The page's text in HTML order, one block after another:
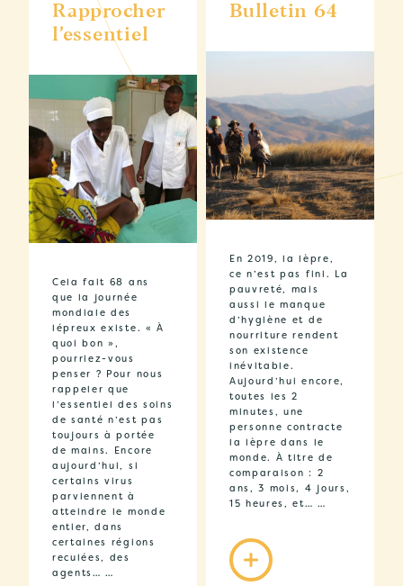
Rapprocher
l’essentiel
Cela fait 68 ans
que la journée
mondiale des
lépreux existe. « À
quoi bon »,
pourriez-vous
penser ? Pour nous
rappeler que
l’essentiel des soins
de santé n’est pas
toujours à portée
de mains. Encore
aujourd’hui, si
certains virus
parviennent à
atteindre le monde
entier, dans
certaines régions
reculées, des
agents… …
Bulletin 64
En 2019, la lèpre,
ce n’est pas fini. La
pauvreté, mais
aussi le manque
d’hygiène et de
nourriture rendent
son existence
inévitable.
Aujourd’hui encore,
toutes les 2
minutes, une
personne contracte
la lèpre dans le
monde. À titre de
comparaison : 2
ans, 3 mois, 4 jours,
15 heures, et… …